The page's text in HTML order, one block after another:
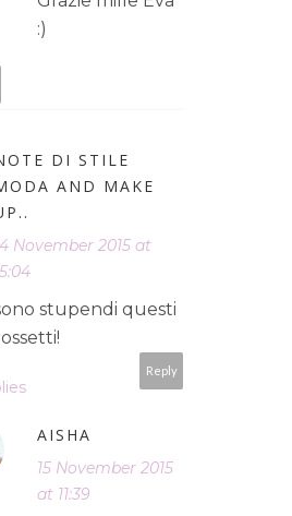
:)
DI STILE
AND MAKE
November 2015 at
stupendi questi
Reply
AISHA
15 November 2015
at 11:39